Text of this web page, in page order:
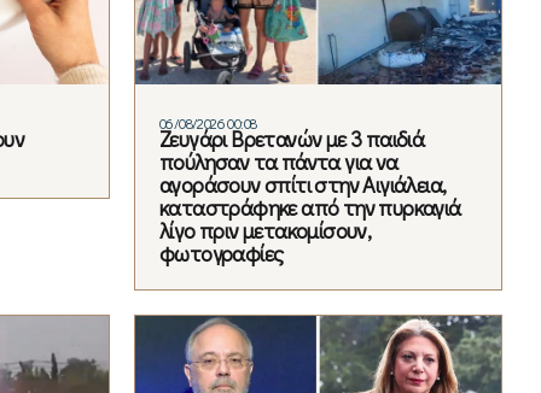
06/08/2026 00:08
Ζευγάρι Βρετανών με 3 παιδιά
πούλησαν τα πάντα για να
αγοράσουν σπίτι στην Αιγιάλεια,
καταστράφηκε από την πυρκαγιά
λίγο πριν μετακομίσουν,
φωτογραφίες